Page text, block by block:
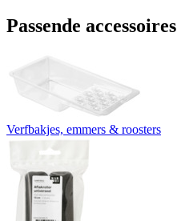
Passende accessoires
Verfbakjes, emmers & roosters